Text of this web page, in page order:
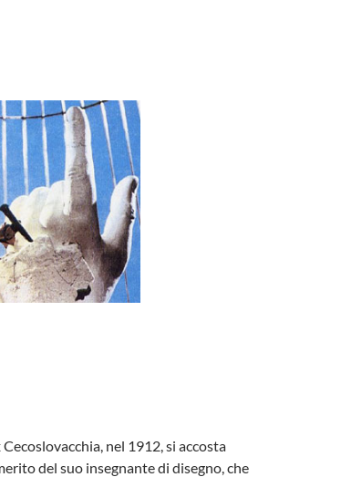
Cecoslovacchia, nel 1912, si accosta
del suo insegnante di disegno, che